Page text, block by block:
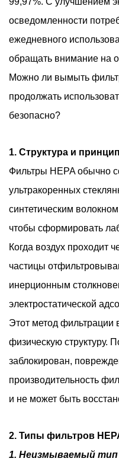
осведомленности
ежедневного
обращать внимание на
Можно ли вымыть
продолжать
безопасно?
1. Структура и
Фильтры HEPA обычно
ультракоренных
синтетическим
чтобы сформировать
Когда воздух проходит
частицы
инерционным
электростатической
Этот метод фильтрации
физическую структуру.
заблокирован,
производительность
и не может быть
2. Типы фильтров
1. Неизмываемый тип